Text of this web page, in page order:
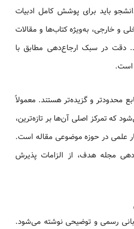
دانشجو باید برای پوشش کامل ادبیات
و خارجی، به‌ویژه کتاب‌ها و مقالات
دقت در سبک ارجاع‌دهی مطابق با
است.
محدودتر و گزیده‌تر هستند. معمولاً
ذکر می‌شود که تمرکز اصلی آن‌ها بر تازه‌ترین،
علمی در حوزه موضوعی مقاله است.
مجله هدف، از الزامات پذیرش
زبانی رسمی و توضیحی نوشته می‌شود.